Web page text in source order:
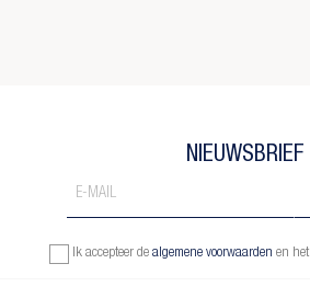
NIEUWSBRIEF
Ik accepteer de algemene voorwaarden en het